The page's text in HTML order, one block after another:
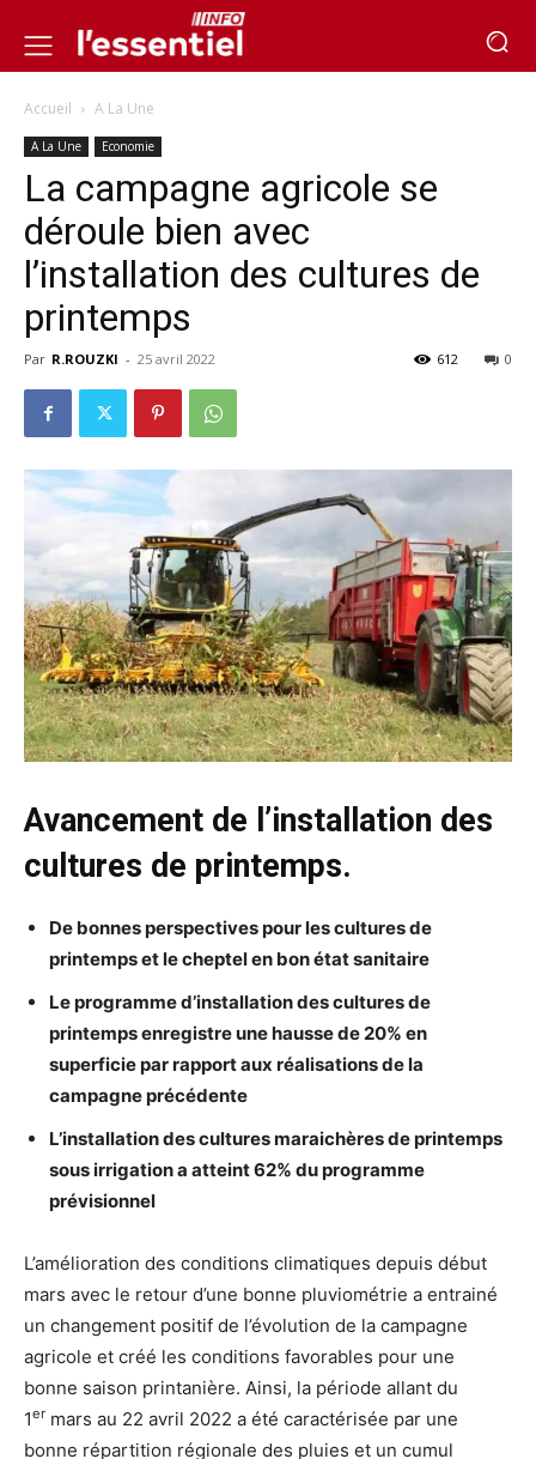
Accueil A La Une
A La Une Economie
La campagne agricole se
déroule bien avec
l’installation des cultures de
printemps
Par R.ROUZKI - 25 avril 2022 0
612
Avancement de l’installation des
cultures de printemps.
De bonnes perspectives pour les cultures de
printempset le cheptel en bon état sanitaire
Le programme d’installation des cultures de
printemps enregistre une hausse de 20% en
superficie par rapport aux réalisations de la
campagne précédente
L’installation des cultures maraichères de printemps
sous irrigation a atteint 62% du programme
prévisionnel
L’amélioration des conditions climatiques depuis début
mars avec le retour d’une bonne pluviométrie a entrainé
un changement positif de l’évolution de la campagne
agricole et créé les conditions favorables pour une
bonne saison printanière. Ainsi, la période allant du
1er mars au 22 avril 2022 a été caractérisée par une
bonne répartition régionale des pluies et un cumul